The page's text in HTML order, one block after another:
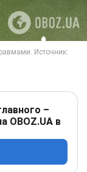
–
OBOZ.UA в